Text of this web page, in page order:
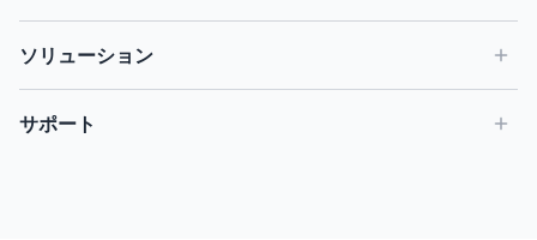
ソリューション
サポート